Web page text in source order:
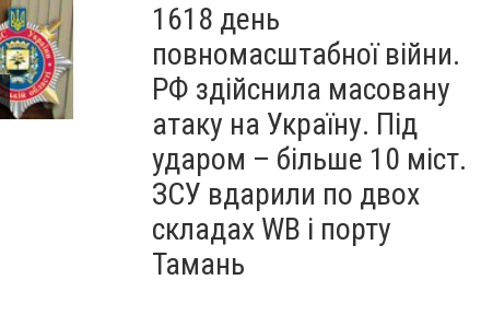
Взрывотехники в Мариуполе обнаружили 9
1618 день
повномасштабної війни.
РФ здійснила масовану
атаку на Україну. Під
ударом – більше 10 міст.
ЗСУ вдарили по двох
складах WB і порту
Тамань